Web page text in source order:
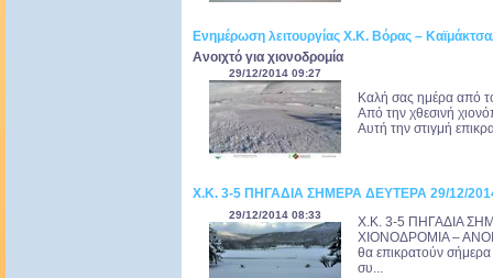
Ενημέρωση λειτουργίας Χ.Κ. Βόρας –
Ανοιχτό για χιονοδρομία
29/12/2014 09:27
Καλή σας ημέρα από
Από την χθεσινή
Αυτή την στιγμή
Χ.Κ. 3-5 ΠΗΓΑΔΙΑ ΣΗΜΕΡΑ ΔΕΥΤΕΡΑ 29/12/
29/12/2014 08:33
Χ.Κ. 3-5 ΠΗΓΑΔΙΑ
ΧΙΟΝΟΔΡΟΜΙΑ –
θα επικρατούν
συ...